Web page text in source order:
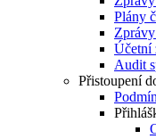
Plány
Účetní
Audit
Přistoupení